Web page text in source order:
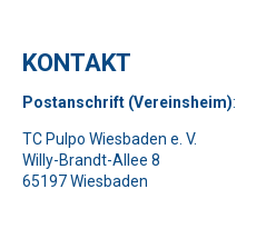
KONTAKT
Postanschrift (Vereinsheim):
TC Pulpo Wiesbaden e. V.
Willy-Brandt-Allee 8
65197 Wiesbaden